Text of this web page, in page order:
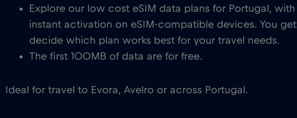
Explore our low cost eSIM data plans for Portugal, with
instant activation on eSIM-compatible devices. You
decide which plan works best for your travel needs.
The first 100MB of data are for free.
Ideal for travel to Evora, Avelro or across Portugal.